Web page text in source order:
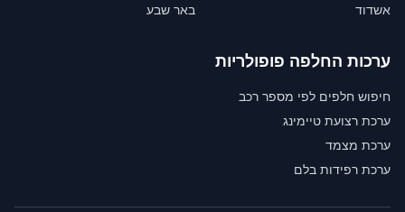
אשדוד
באר שבע
ערכות החלפה פופולריות
חיפוש חלפים לפי מספר רכב
ערכת רצועת טיימינג
ערכת מצמד
ערכת רפידות בלם